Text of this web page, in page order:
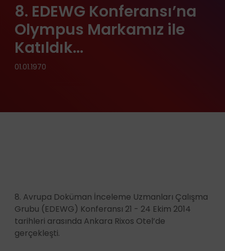
8. EDEWG Konferansı’na
Olympus Markamız ile
Katıldık...
01.01.1970
8. Avrupa Doküman İnceleme Uzmanları Çalışma
Grubu (EDEWG) Konferansı 21 - 24 Ekim 2014
tarihleri arasında Ankara Rixos Otel’de
gerçekleşti.